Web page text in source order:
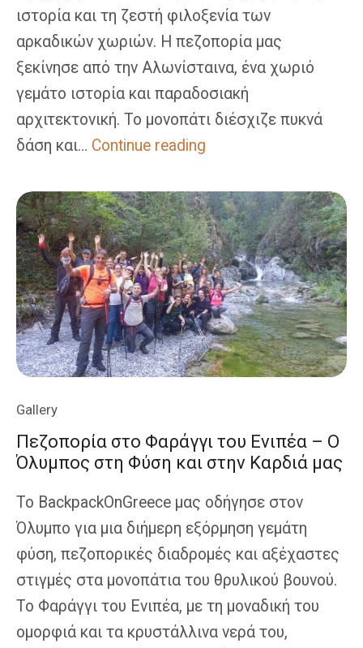
ιστορία και τη ζεστή φιλοξενία των
αρκαδικών χωριών. Η πεζοπορία μας
ξεκίνησε από την Αλωνίσταινα, ένα χωριό
γεμάτο ιστορία και παραδοσιακή
αρχιτεκτονική. Το μονοπάτι διέσχιζε πυκνά
δάση και… Continue reading
Βυτίνα:
Πεζοπορία
Στα
Μονοπάτια
Της
Ορεινής
Αρκαδίας
Gallery
Πεζοπορία στο Φαράγγι του Ενιπέα – Ο
Όλυμπος στη Φύση και στην Καρδιά μας
Το BackpackOnGreece μας οδήγησε στον
Όλυμπο για μια διήμερη εξόρμηση γεμάτη
φύση, πεζοπορικές διαδρομές και αξέχαστες
στιγμές στα μονοπάτια του θρυλικού βουνού.
Το Φαράγγι του Ενιπέα, με τη μοναδική του
ομορφιά και τα κρυστάλλινα νερά του,